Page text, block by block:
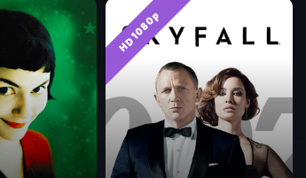
HD 1080p